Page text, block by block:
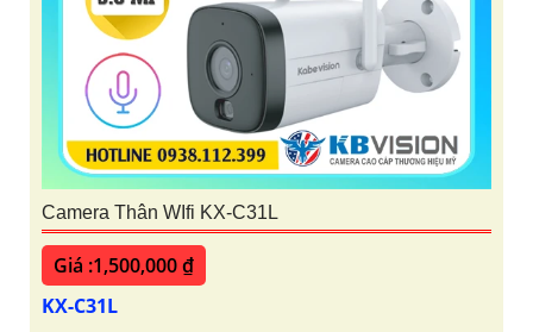
Camera Thân WIfi KX-C31L
Giá :1,500,000 ₫
KX-C31L